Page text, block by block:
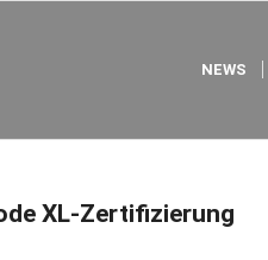
NEWS
XL-Zertifizierung